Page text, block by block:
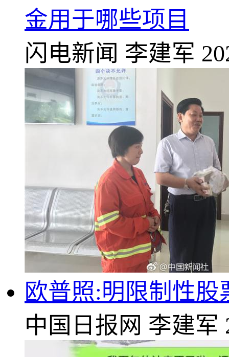
金用于哪些项目
闪电新闻 李建军
欧普照:明限制性股
中国日报网 李建军